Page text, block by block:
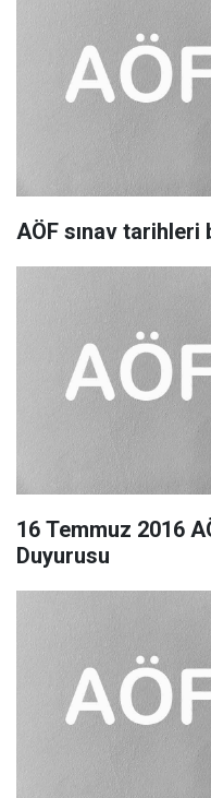
AÖF sınav tarihleri
16 Temmuz 2016
Duyurusu